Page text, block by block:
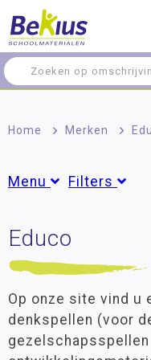
Home > Merken >
Menu Filters
Spel/ontwikkeling
Groepen
Peuter
Groep 1(123)
Groep 2 (131)
Groep 3 (75)
Groep 4(43)
Groep 5(26)
Educo
Op onze site vind u
denkspellen (voor